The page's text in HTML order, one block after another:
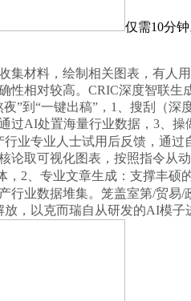
仅需10分
料，绘制相关图表，有人
相对较高。CRIC深度智联
到“一键出稿”，1、搜刮（
AI处置海量行业数据，3、
行业专业人士试用后反馈，通
取可视化图表，按照指令从
，2、专业文章生成：支撑丰
业数据堆集。笼盖室第/贸易/
，以克而瑞自从研发的AI模